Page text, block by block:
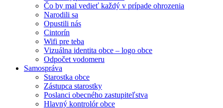
Čo by mal vedieť každý v prípade ohrozenia
Narodili sa
Opustili nás
Cintorín
Wifi pre teba
Vizuálna identita obce – logo obce
Odpočet vodomeru
Samospráva
Starostka obce
Zástupca starostky
Poslanci obecného zastupiteľstva
Hlavný kontrolór obce